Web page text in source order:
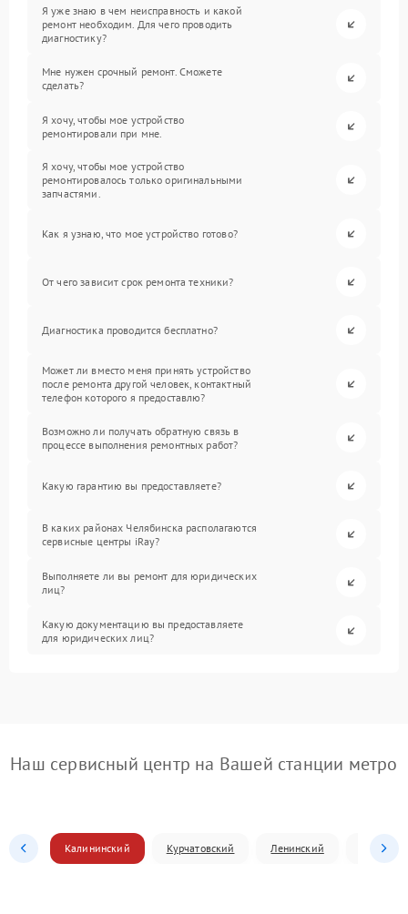
Я уже знаю в чем неисправность и какой
ремонт необходим. Для чего проводить
диагностику?
Мне нужен срочный ремонт. Сможете
сделать?
Я хочу, чтобы мое устройство
ремонтировали при мне.
Я хочу, чтобы мое устройство
ремонтировалось только оригинальными
запчастями.
Как я узнаю, что мое устройство готово?
От чего зависит срок ремонта техники?
Диагностика проводится бесплатно?
Может ли вместо меня принять устройство
после ремонта другой человек, контактный
телефон которого я предоставлю?
Возможно ли получать обратную связь в
процессе выполнения ремонтных работ?
Какую гарантию вы предоставляете?
В каких районах Челябинска располагаются
сервисные центры iRay?
Выполняете ли вы ремонт для юридических
лиц?
Какую документацию вы предоставляете
для юридических лиц?
Наш сервисный центр на Вашей станции метро
Калининский Курчатовский Ленинский